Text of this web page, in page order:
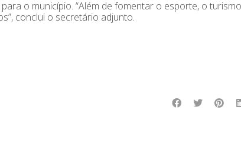
o município. “Além de fomentar o esporte, o turismo
conclui o secretário adjunto.